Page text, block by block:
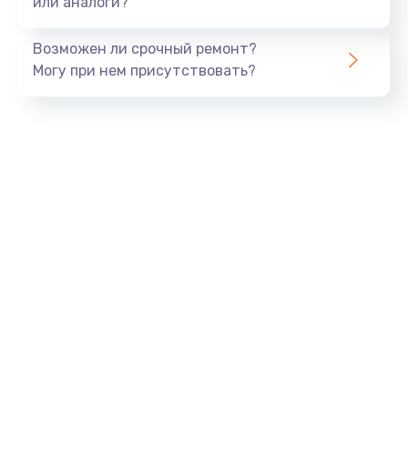
550 руб.
Возможен ли срочный ремонт?
Могу при нем присутствовать?